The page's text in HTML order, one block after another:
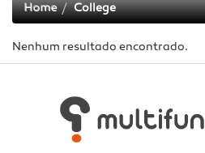
Home College
Nenhum resultado encontrado.